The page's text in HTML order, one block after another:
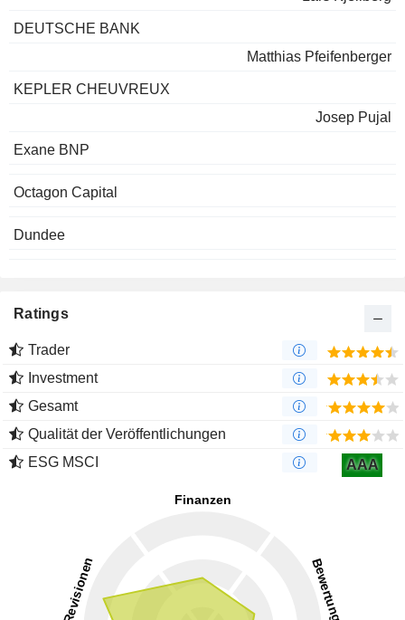
DEUTSCHE BANK
Matthias Pfeifenberger
KEPLER CHEUVREUX
Josep Pujal
Exane BNP
Octagon Capital
Dundee
Ratings
Trader
Investment
Gesamt
Qualität der Veröffentlichungen
ESG MSCI
AAA